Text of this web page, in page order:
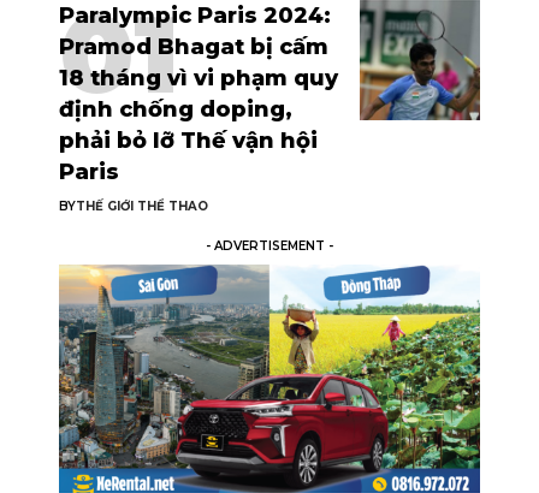
Paralympic Paris 2024:
Pramod Bhagat bị cấm
18 tháng vì vi phạm quy
định chống doping,
phải bỏ lỡ Thế vận hội
Paris
BYTHẾ GIỚI THỂ THAO
- ADVERTISEMENT -